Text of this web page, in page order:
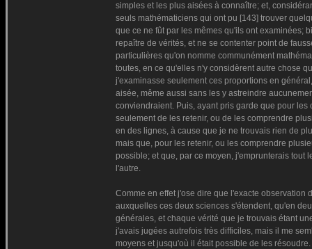
simples et les plus aisées à connaître; et,
seuls mathématiciens qui ont pu [143] trouver
que ce ne fût par les mêmes qu'ils ont examinées;
repaître de vérités, et ne se contenter point de
particulières qu'on nomme communément
toutes, en ce qu'elles n'y considèrent autre chose
j'examinasse seulement ces proportions en
aisée, même aussi sans les y astreindre
conviendraient. Puis, ayant pris garde que pour
seulement de les retenir, ou de les comprendre
en des lignes, à cause que je ne trouvais rien de
mais que, pour les retenir, ou les comprendre
possible; et que, par ce moyen, j'emprunterais tout
l'autre.
Comme en effet j'ose dire que l'exacte
auxquelles ces deux sciences s'étendent, qu'en
générales, et chaque vérité que je trouvais étant
j'avais jugées autrefois très difficiles, mais il me
moyens et jusqu'où il était possible de les